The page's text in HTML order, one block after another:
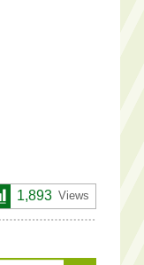
1,893 Views